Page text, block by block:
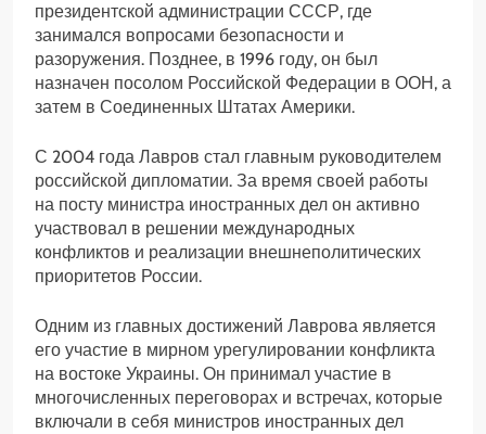
президентской администрации СССР, где
занимался вопросами безопасности и
разоружения. Позднее, в 1996 году, он был
назначен посолом Российской Федерации в ООН, а
затем в Соединенных Штатах Америки.
С 2004 года Лавров стал главным руководителем
российской дипломатии. За время своей работы
на посту министра иностранных дел он активно
участвовал в решении международных
конфликтов и реализации внешнеполитических
приоритетов России.
Одним из главных достижений Лаврова является
его участие в мирном урегулировании конфликта
на востоке Украины. Он принимал участие в
многочисленных переговорах и встречах, которые
включали в себя министров иностранных дел